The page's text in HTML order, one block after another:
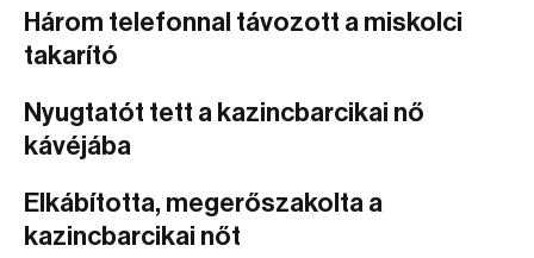
Három telefonnal távozott a miskolci
takarító
Nyugtatót tett a kazincbarcikai nő
kávéjába
Elkábította, megerőszakolta a
kazincbarcikai nőt